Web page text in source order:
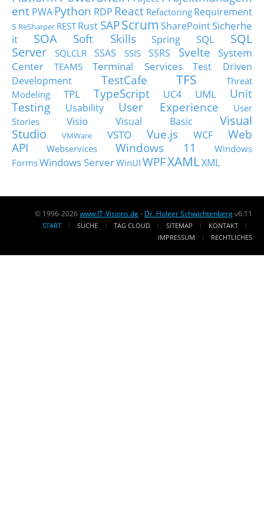
ent PWA Python RDP React Refactoring Requirement
s ReSharper RESTRust SAPScrum SharePointSicherhe
it
SOA Soft Skills Spring SQL
SQL
Server
SQLCLR SSAS SSIS SSRS Svelte
System
Center
TEAMS Terminal Services
Test Driven
Development
TestCafe TFS
Threat
Modeling
TPL TypeScript UC4 UML
Unit
Testing
Usability User Experience
User
Stories
Visio Visual Basic
Visual
Studio
VMWare VSTO Vue.js WCF
Web
API
Webservices Windows 11
Windows
FormsWindows ServerWinUI WPFXAMLXML
© 1996-2026www.IT-Visions.de - Dr. Holger Schwichtenbergv6.11
START SUCHE TAG CLOUD SITEMAP
KONTAKT
IMPRESSUM
RECHTLICHES